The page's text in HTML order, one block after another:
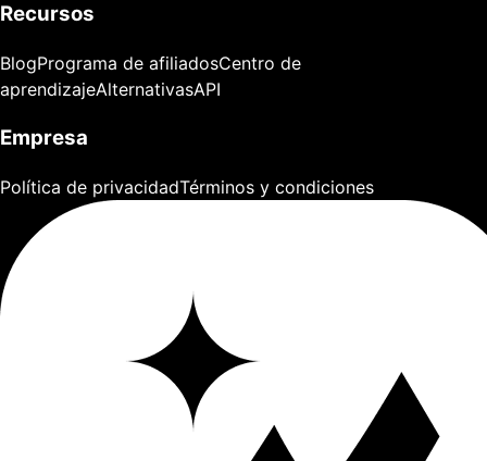
Recursos
BlogPrograma de afiliadosCentro de
aprendizajeAlternativasAPI
Empresa
Política de privacidadTérminos y condiciones